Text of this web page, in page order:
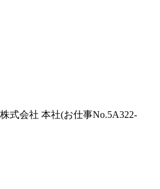
式会社 本社(お仕事No.5A322-